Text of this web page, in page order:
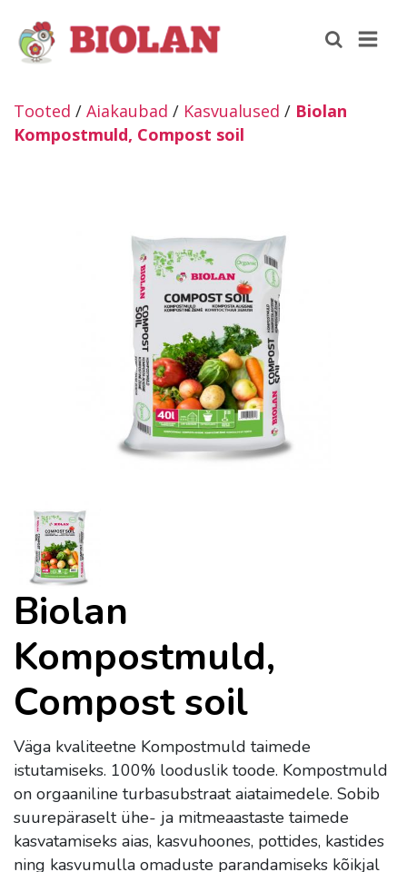
Tooted / Aiakaubad / Kasvualused / Biolan
Kompostmuld, Compost soil
Biolan
Kompostmuld,
Compost soil
Väga kvaliteetne Kompostmuld taimede
istutamiseks. 100% looduslik toode. Kompostmuld
on orgaaniline turbasubstraat aiataimedele. Sobib
suurepäraselt ühe- ja mitmeaastaste taimede
kasvatamiseks aias, kasvuhoones, pottides, kastides
ning kasvumulla omaduste parandamiseks kõikjal